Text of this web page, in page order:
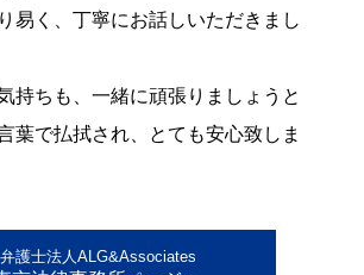
易く、丁寧にお話しいただきまし
持ちも、一緒に頑張りましょうと
葉で払拭され、とても安心致しま
弁護士法人ALG&Associates